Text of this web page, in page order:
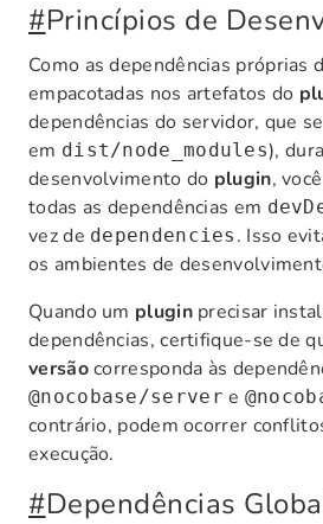
#Princípios de
Como as dependências próprias
empacotadas nos artefatos do
dependências do servidor, que
em dist/node_modules),
desenvolvimento do plugin,
todas as dependências em
vez de dependencies . Isso
os ambientes de
Quando um pluginprecisar
dependências, certifique-se de
versãocorresponda às
@nocobase/server e
contrário, podem ocorrer
execução.
#Dependências